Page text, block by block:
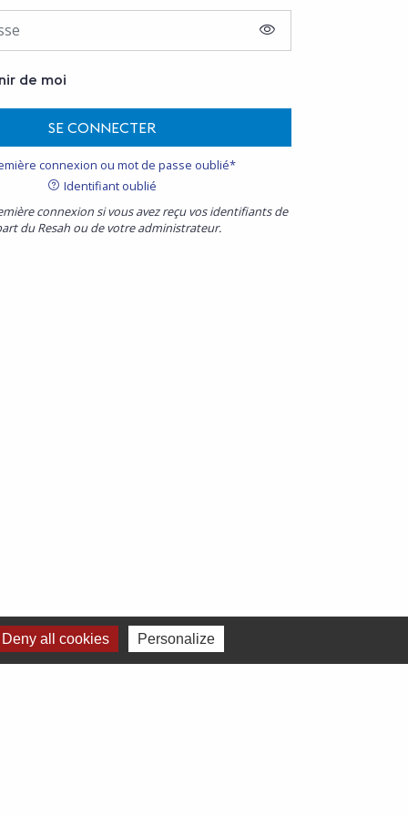
AFFICHER LE MOT
de moi
SE CONNECTER
connexion ou mot de passe oublié*
Identifiant oublié
connexion si vous avez reçu vos identifiants de
du Resah ou de votre administrateur.
Deny all cookies Personalize